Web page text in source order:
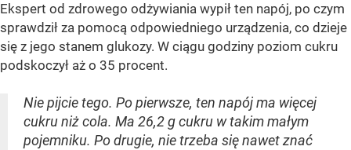
Ekspert od zdrowego odżywiania wypił ten napój, po czym
sprawdził za pomocą odpowiedniego urządzenia, co dzieje
się z jego stanem glukozy. W ciągu godziny poziom cukru
podskoczył aż o 35 procent.
Nie pijcie tego. Po pierwsze, ten napój ma więcej
cukru niż cola. Ma 26,2 g cukru w takim małym
pojemniku. Po drugie, nie trzeba się nawet znać